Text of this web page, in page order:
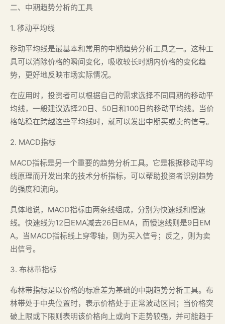
二、中期趋势分析的工具
1. 移动平均线
移动平均线是最基本和常用的中期趋势分析工具之一。这种工
具可以消除价格的瞬间变化，吸收较长时期内价格的变化趋
势，更好地反映市场实际情况。
在应用时，投资者可以根据自己的需求选择不同周期的移动平
均线，一般建议选择20日、50日和100日的移动平均线。当价
格站稳在跨越这些平均线时，就可以发出中期买或卖的信号。
2. MACD指标
MACD指标是另一个重要的趋势分析工具。它是根据移动平均
线原理而开发出来的技术分析指标，可以帮助投资者识别趋势
的强度和流向。
具体地说，MACD指标由两条线组成，分别为快速线和慢速
线。快速线为12日EMA减去26日EMA，而慢速线则是9日EM
A。当MACD指标线上穿零轴，则为买入信号；反之，则为卖
出信号。
3. 布林带指标
布林带指标是以价格的标准差为基础的中期趋势分析工具。布
林带处于中央位置时，表示价格处于正常波动区间；当价格突
破上限或下限则表明该价格向上或向下走势较强，并可能趋于